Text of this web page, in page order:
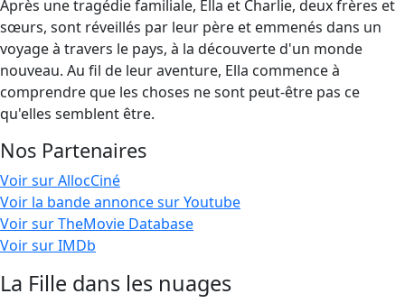
Après une tragédie familiale, Ella et Charlie, deux frères et
sœurs, sont réveillés par leur père et emmenés dans un
voyage à travers le pays, à la découverte d'un monde
nouveau. Au fil de leur aventure, Ella commence à
comprendre que les choses ne sont peut-être pas ce
qu'elles semblent être.
Nos Partenaires
Voir sur AllocCiné
Voir la bande annonce sur Youtube
Voir sur TheMovie Database
Voir sur IMDb
La Fille dans les nuages